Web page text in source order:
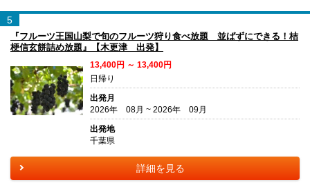
5
『フルーツ王国山梨で旬のフルーツ狩り食べ放題 並ばずにできる！桔
梗信玄餅詰め放題』【木更津 出発】
13,400円 ～ 13,400円
日帰り
出発月
2026年 08月 ~ 2026年 09月
出発地
千葉県
詳細を見る